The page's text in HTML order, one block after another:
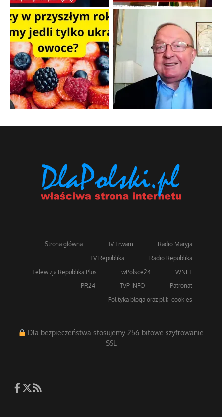
Strona główna TV Trwam
Radio Maryja
TV Republika
Radio Republika
Telewizja Republika Plus
wPolsce24
WNET
PR24
TVP INFO
Patronat
Polityka bloga oraz pliki cookies
Dla bezpieczeństwa stosujemy 256-bitowe szyfrowanie
SSL